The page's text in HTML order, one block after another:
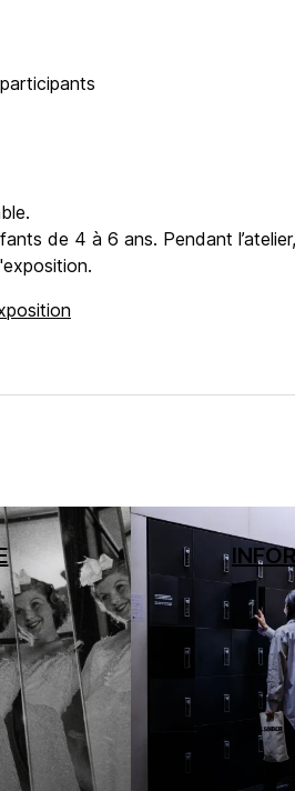
de 4 à 6 ans. Pendant l’atelier,
www.palaisgalliera.paris.fr/